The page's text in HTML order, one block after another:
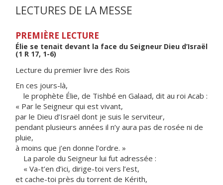
LECTURES DE LA MESSE
PREMIÈRE LECTURE
Élie se tenait devant la face du Seigneur Dieu d’Israël
(1 R 17, 1-6)
Lecture du premier livre des Rois
En ces jours-là,
le prophète Élie, de Tishbé en Galaad, dit au roi Acab :
« Par le Seigneur qui est vivant,
par le Dieu d’Israël dont je suis le serviteur,
pendant plusieurs années il n’y aura pas de rosée ni de
pluie,
à moins que j’en donne l’ordre. »
La parole du Seigneur lui fut adressée :
« Va-t’en d’ici, dirige-toi vers l’est,
et cache-toi près du torrent de Kérith,